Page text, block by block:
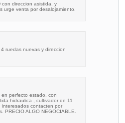
direccion asistida, y
urge venta por desalojamiento.
ruedas nuevas y direccion
perfecto estado, con
hidraulica , cultivador de 11
contacten por
PRECIO ALGO NEGOCIABLE.